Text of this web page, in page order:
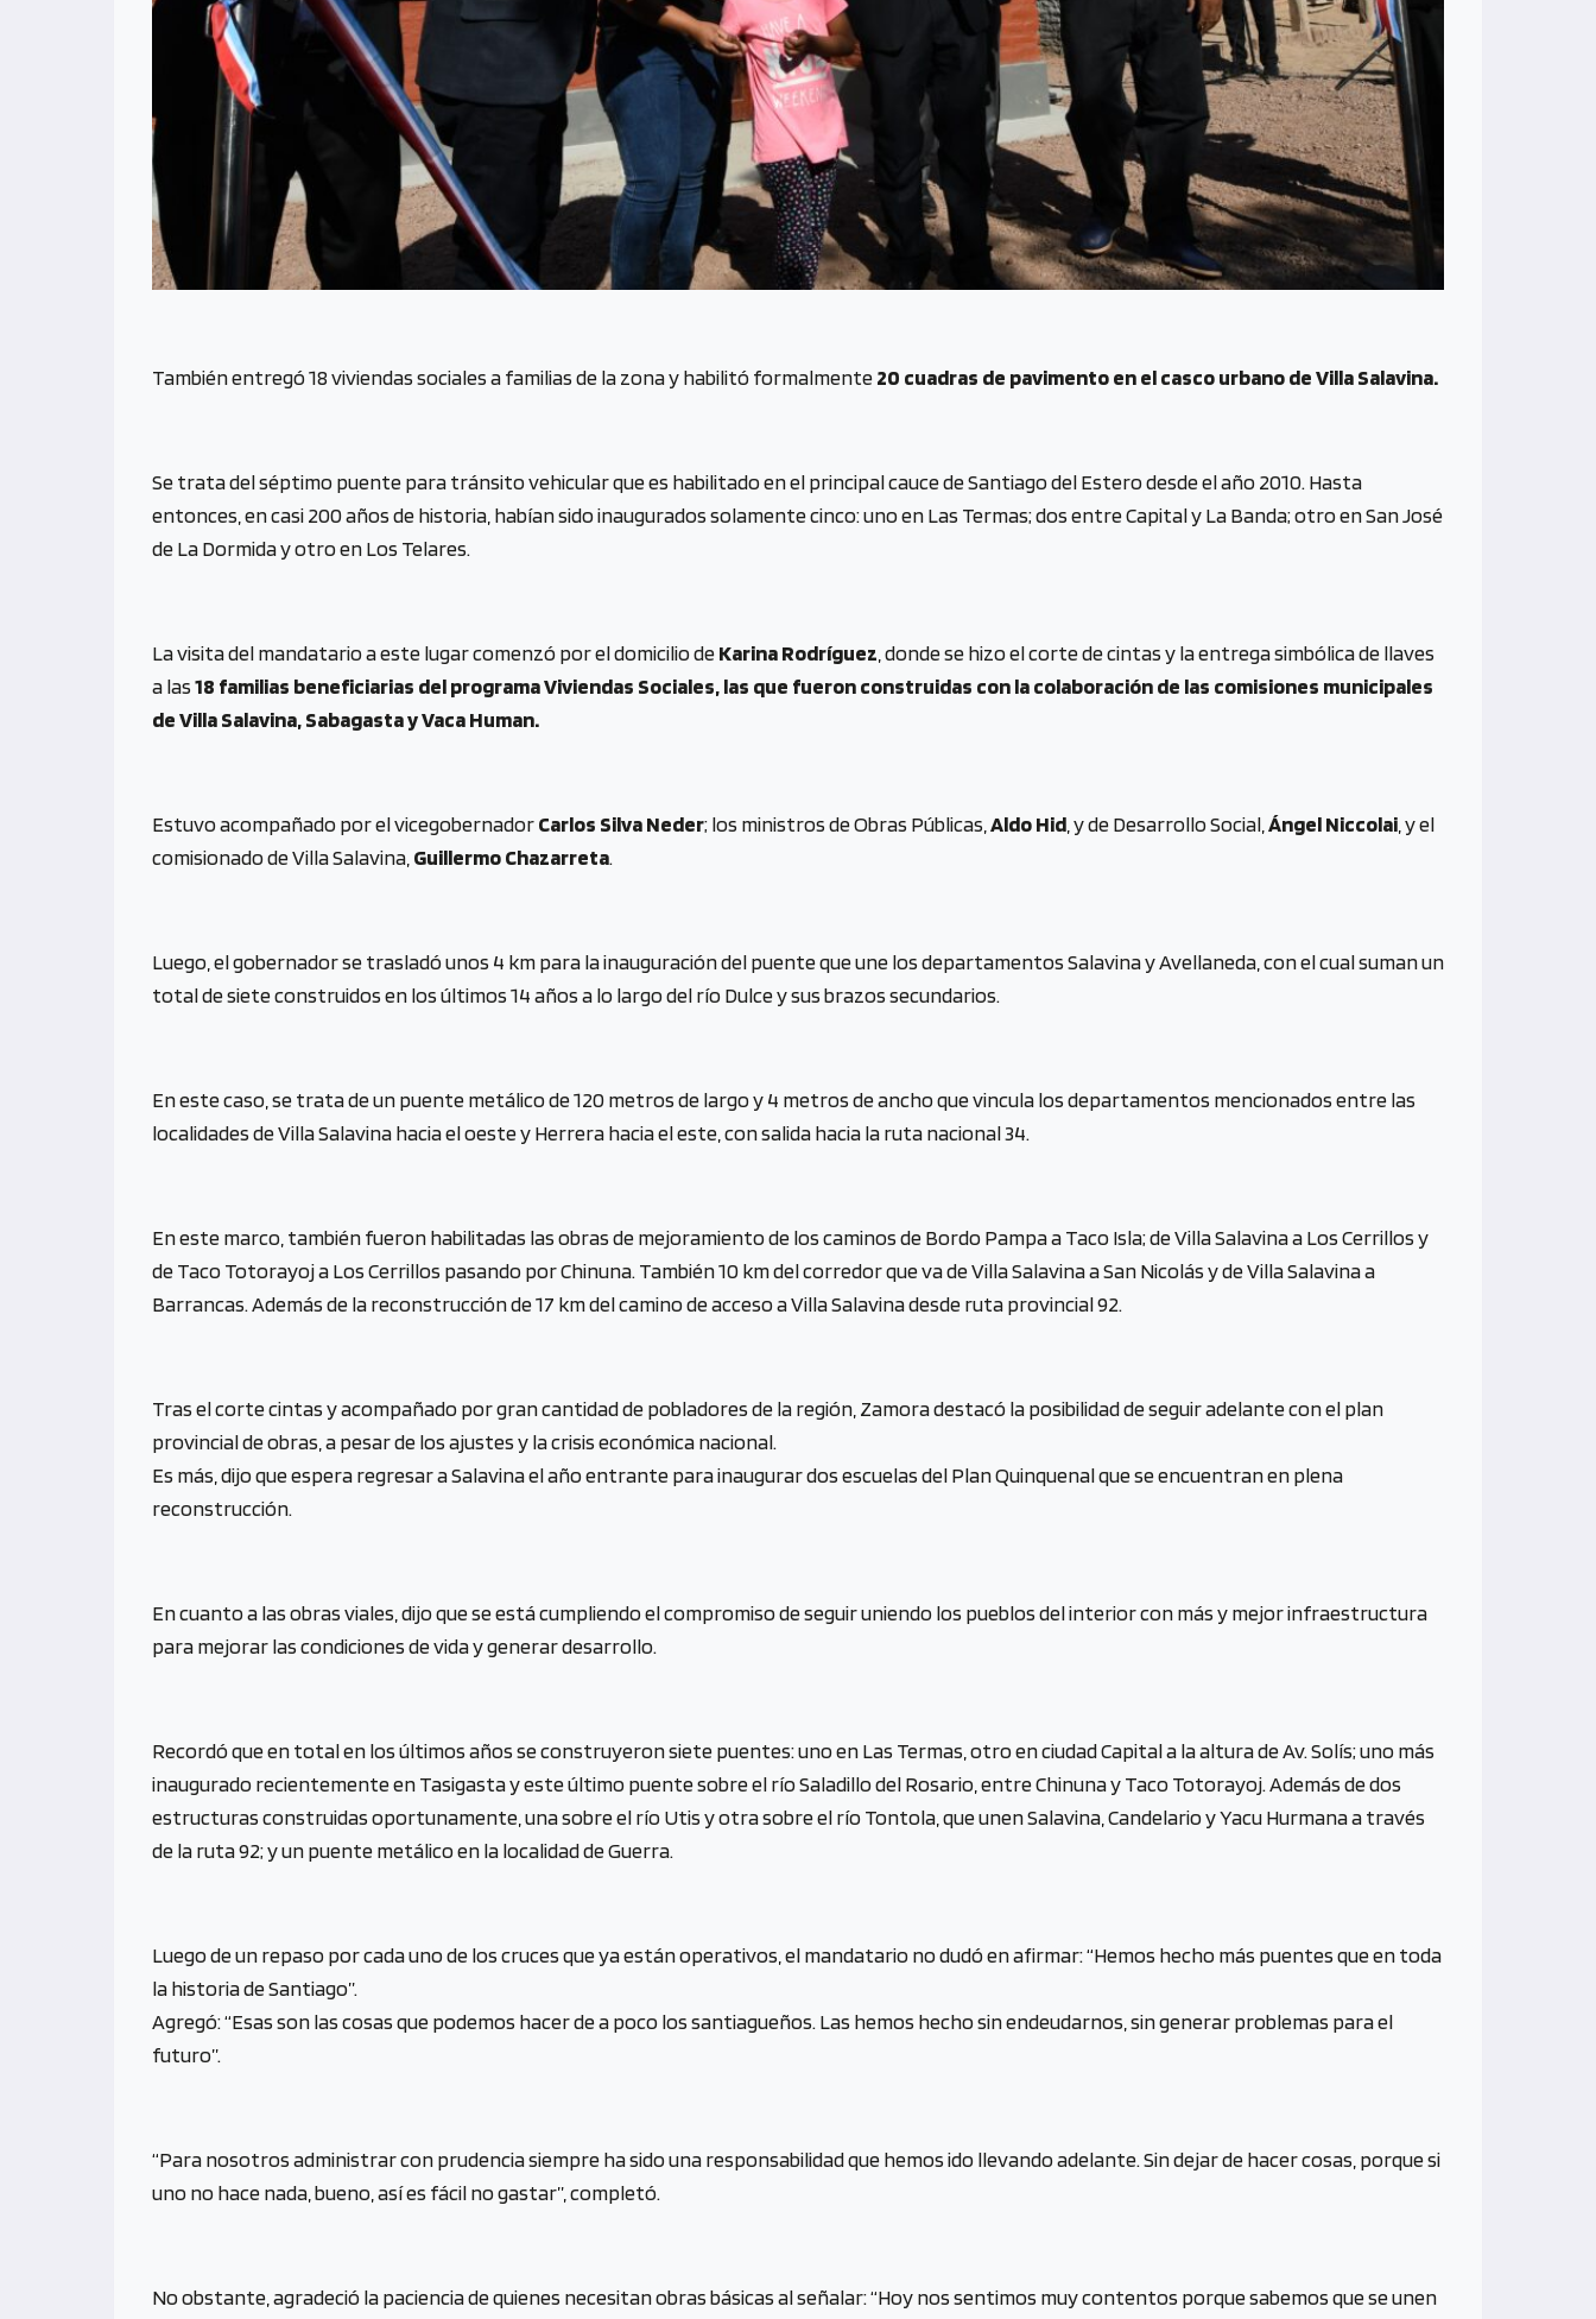
También entregó 18 viviendas sociales a familias de la zona y habilitó formalmente20 cuadras de pavimento en el casco urbano de Villa Salavina.
Se trata del séptimo puente para tránsito vehicular que es habilitado en el principal cauce de Santiago del Estero desde el año 2010. Hasta
entonces, en casi 200 años de historia, habían sido inaugurados solamente cinco: uno en Las Termas; dos entre Capital y La Banda; otro en San José
de La Dormida y otro en Los Telares.
La visita del mandatario a este lugar comenzó por el domicilio deKarina Rodríguez, donde se hizo el corte de cintas y la entrega simbólica de llaves
a las18 familias beneficiarias del programa Viviendas Sociales, las que fueron construidas con la colaboración de las comisiones municipales
de Villa Salavina, Sabagasta y Vaca Human.
Estuvo acompañado por el vicegobernadorCarlos Silva Neder; los ministros de Obras Públicas,Aldo Hid, y de Desarrollo Social,Ángel Niccolai, y el
comisionado de Villa Salavina,Guillermo Chazarreta.
Luego, el gobernador se trasladó unos 4 km para la inauguración del puente que une los departamentos Salavina y Avellaneda, con el cual suman un
total de siete construidos en los últimos 14 años a lo largo del río Dulce y sus brazos secundarios.
En este caso, se trata de un puente metálico de 120 metros de largo y 4 metros de ancho que vincula los departamentos mencionados entre las
localidades de Villa Salavina hacia el oeste y Herrera hacia el este, con salida hacia la ruta nacional 34.
En este marco, también fueron habilitadas las obras de mejoramiento de los caminos de Bordo Pampa a Taco Isla; de Villa Salavina a Los Cerrillos y
de Taco Totorayoj a Los Cerrillos pasando por Chinuna. También 10 km del corredor que va de Villa Salavina a San Nicolás y de Villa Salavina a
Barrancas. Además de la reconstrucción de 17 km del camino de acceso a Villa Salavina desde ruta provincial 92.
Tras el corte cintas y acompañado por gran cantidad de pobladores de la región, Zamora destacó la posibilidad de seguir adelante con el plan
provincial de obras, a pesar de los ajustes y la crisis económica nacional.
Es más, dijo que espera regresar a Salavina el año entrante para inaugurar dos escuelas del Plan Quinquenal que se encuentran en plena
reconstrucción.
En cuanto a las obras viales, dijo que se está cumpliendo el compromiso de seguir uniendo los pueblos del interior con más y mejor infraestructura
para mejorar las condiciones de vida y generar desarrollo.
Recordó que en total en los últimos años se construyeron siete puentes: uno en Las Termas, otro en ciudad Capital a la altura de Av. Solís; uno más
inaugurado recientemente en Tasigasta y este último puente sobre el río Saladillo del Rosario, entre Chinuna y Taco Totorayoj. Además de dos
estructuras construidas oportunamente, una sobre el río Utis y otra sobre el río Tontola, que unen Salavina, Candelario y Yacu Hurmana a través
de la ruta 92; y un puente metálico en la localidad de Guerra.
Luego de un repaso por cada uno de los cruces que ya están operativos, el mandatario no dudó en afirmar: “Hemos hecho más puentes que en toda
la historia de Santiago”.
Agregó: “Esas son las cosas que podemos hacer de a poco los santiagueños. Las hemos hecho sin endeudarnos, sin generar problemas para el
futuro”.
“Para nosotros administrar con prudencia siempre ha sido una responsabilidad que hemos ido llevando adelante. Sin dejar de hacer cosas, porque si
uno no hace nada, bueno, así es fácil no gastar”, completó.
No obstante, agradeció la paciencia de quienes necesitan obras básicas al señalar: “Hoy nos sentimos muy contentos porque sabemos que se unen